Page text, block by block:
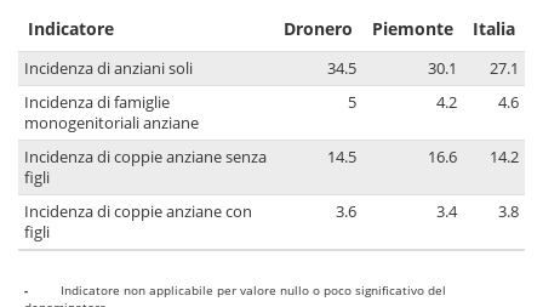
Indicatore Dronero Piemonte Italia
Incidenza di anziani soli 34.5 30.1
27.1
Incidenza di famiglie
monogenitoriali anziane
5 4.2 4.6
Incidenza di coppie anziane senza
figli
14.5 16.6 14.2
Incidenza di coppie anziane con
figli
3.6 3.4 3.8
-
Indicatore non applicabile per valore nullo o poco significativo del